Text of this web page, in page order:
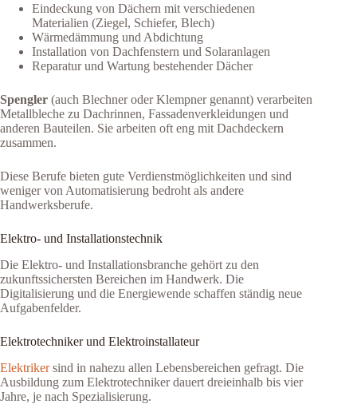
Eindeckung von Dächern mit verschiedenen
Materialien (Ziegel, Schiefer, Blech)
Wärmedämmung und Abdichtung
Installation von Dachfenstern und Solaranlagen
Reparatur und Wartung bestehender Dächer
Spengler (auch Blechner oder Klempner genannt) verarbeiten
Metallbleche zu Dachrinnen, Fassadenverkleidungen und
anderen Bauteilen. Sie arbeiten oft eng mit Dachdeckern
zusammen.
Diese Berufe bieten gute Verdienstmöglichkeiten und sind
weniger von Automatisierung bedroht als andere
Handwerksberufe.
Elektro- und Installationstechnik
Die Elektro- und Installationsbranche gehört zu den
zukunftssichersten Bereichen im Handwerk. Die
Digitalisierung und die Energiewende schaffen ständig neue
Aufgabenfelder.
Elektrotechniker und Elektroinstallateur
Elektrikersind in nahezu allen Lebensbereichen gefragt. Die
Ausbildung zum Elektrotechniker dauert dreieinhalb bis vier
Jahre, je nach Spezialisierung.